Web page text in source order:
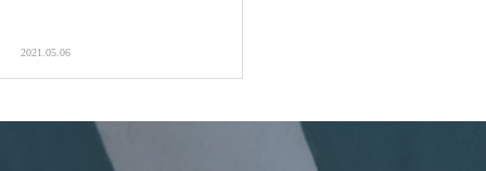
2021.05.06